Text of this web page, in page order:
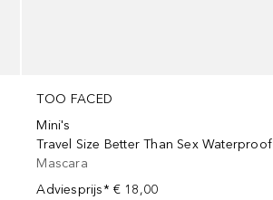
TOO FACED
Mini's
Travel Size Better Than Sex Waterproof
Mascara
Adviesprijs* € 18,00